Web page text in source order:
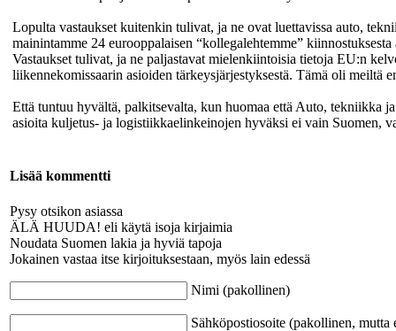
Lopulta vastaukset kuitenkin tulivat, ja ne ovat luettavissa auto,
mainintamme 24 eurooppalaisen “kollegalehtemme”
Vastaukset tulivat, ja ne paljastavat mielenkiintoisia tietoja EU:n
liikennekomissaarin asioiden tärkeysjärjestyksestä. Tämä oli meiltä
Että tuntuu hyvältä, palkitsevalta, kun huomaa että Auto, tekniikka
asioita kuljetus- ja logistiikkaelinkeinojen hyväksi ei vain Suomen,
Lisää kommentti
Pysy otsikon asiassa
ÄLÄ HUUDA! eli käytä isoja kirjaimia
Noudata Suomen lakia ja hyviä tapoja
Jokainen vastaa itse kirjoituksestaan, myös lain edessä
Nimi (pakollinen)
Sähköpostiosoite (pakollinen, mutta